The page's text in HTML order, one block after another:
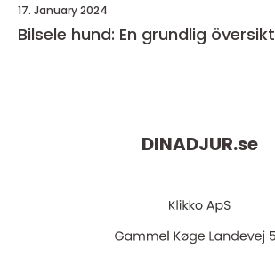
17. January 2024
Bilsele hund: En grundlig översikt
DINADJUR.se